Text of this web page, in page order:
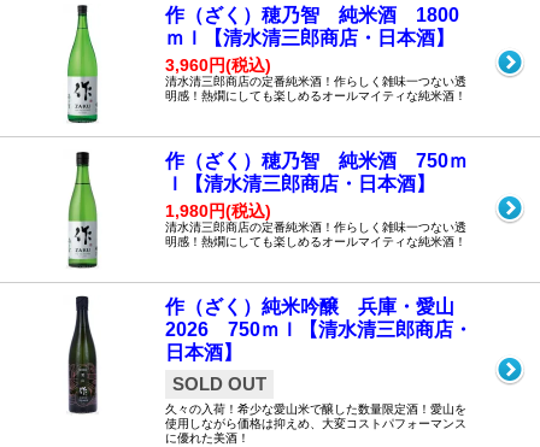
作（ざく）穂乃智 純米酒 1800
ｍｌ【清水清三郎商店・日本酒】
3,960円(税込)
清水清三郎商店の定番純米酒！作らしく雑味一つない透
明感！熱燗にしても楽しめるオールマイティな純米酒！
作（ざく）穂乃智 純米酒 750ｍ
ｌ【清水清三郎商店・日本酒】
1,980円(税込)
清水清三郎商店の定番純米酒！作らしく雑味一つない透
明感！熱燗にしても楽しめるオールマイティな純米酒！
作（ざく）純米吟醸 兵庫・愛山
2026 750ｍｌ【清水清三郎商店・
日本酒】
SOLD OUT
久々の入荷！希少な愛山米で醸した数量限定酒！愛山を
使用しながら価格は抑えめ、大変コストパフォーマンス
に優れた美酒！